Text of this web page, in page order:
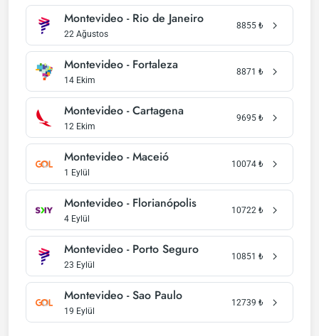
Montevideo - Rio de Janeiro
22 Ağustos
8855 ₺
Montevideo - Fortaleza
14 Ekim
8871 ₺
Montevideo - Cartagena
12 Ekim
9695 ₺
Montevideo - Maceió
1 Eylül
10074 ₺
Montevideo - Florianópolis
4 Eylül
10722 ₺
Montevideo - Porto Seguro
23 Eylül
10851 ₺
Montevideo - Sao Paulo
19 Eylül
12739 ₺